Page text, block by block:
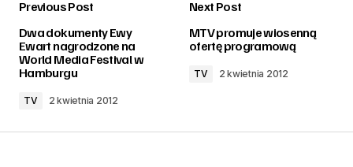
Previous Post
Dwa dokumenty Ewy
Ewart nagrodzone na
World Media Festival w
Hamburgu
TV 2 kwietnia 2012
Next Post
MTV promuje wiosenną
ofertę programową
TV 2 kwietnia 2012